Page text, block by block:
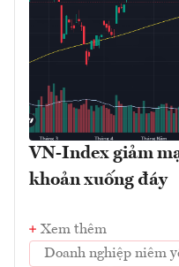
VN-Index giảm
khoản xuống đáy
Xem thêm
Doanh nghiệp niêm